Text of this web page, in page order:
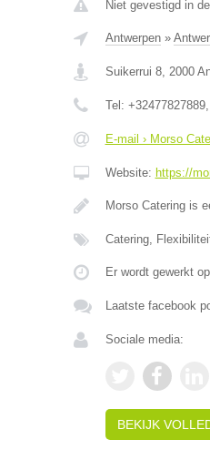
Niet gevestigd in
Antwerpen»
Suikerrui 8, 2000
Tel: +32477827889
E-mail › Morso
Website: https://
Morso Catering is
Catering,
Er wordt gewerkt
Laatste facebook
Sociale media:
BEKIJK